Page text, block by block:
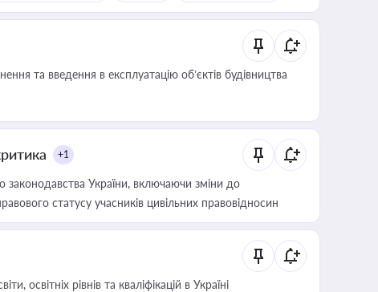
та введення в експлуатацію об’єктів будівництва
+1
України, включаючи зміни до
статусу учасників цивільних правовідносин
освітніх рівнів та кваліфікацій в Україні